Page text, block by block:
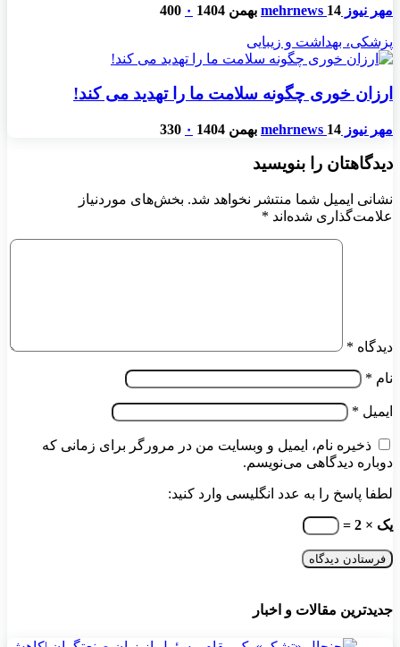
مهر نیوز mehrnews 14 بهمن 1404 ۰ 400
پزشکی، بهداشت و زیبایی
ارزان خوری چگونه سلامت ما را تهدید می کند!
مهر نیوز mehrnews 14 بهمن 1404 ۰ 330
دیدگاهتان را بنویسید
نشانی ایمیل شما منتشر نخواهد شد. بخش‌های موردنیاز
علامت‌گذاری شده‌اند *
دیدگاه *
نام *
ایمیل *
ذخیره نام، ایمیل و وبسایت من در مرورگر برای زمانی که
دوباره دیدگاهی می‌نویسم.
لطفا پاسخ را به عدد انگلیسی وارد کنید:
یک × 2 =
جدیدترین مقالات و اخبار